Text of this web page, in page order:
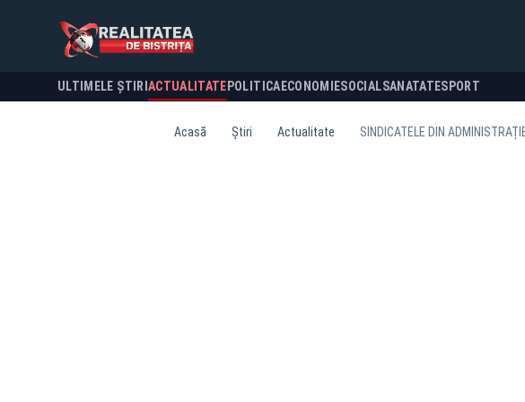
ULTIMELE ȘTIRI ACTUALITATE POLITICA ECONOMIESOCIALSANATATESPORT
Acasă Știri Actualitate SINDICATELE DIN